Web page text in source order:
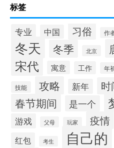
标签
专业 中国 习俗 作
冬天 冬季 北京
宋代 寓意 工作 年
技能 攻略 新年 时
春节期间 是一个
游戏
父母 玩家 疫情
红包 考生 自己的